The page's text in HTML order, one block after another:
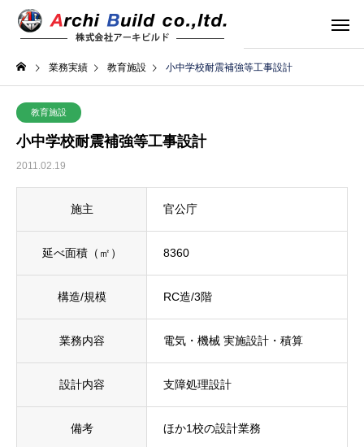
業務実績 教育施設 小中学校耐震補強等工事設計
教育施設
小中学校耐震補強等工事設計
2011.02.19
施主 官公庁
延べ面積（㎡） 8360
構造/規模 RC造/3階
業務内容 電気・機械 実施設計・積算
設計内容 支障処理設計
備考 ほか1校の設計業務